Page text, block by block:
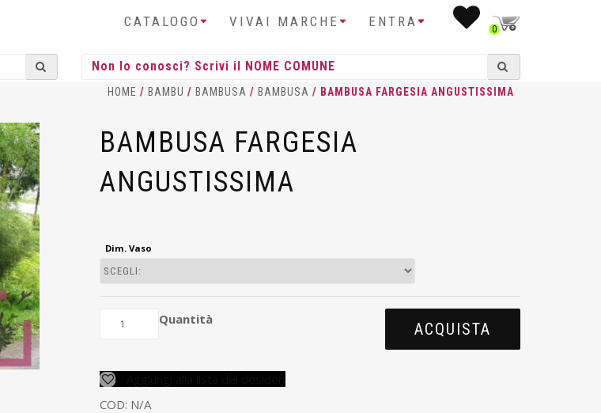
CATALOGO VIVAI MARCHE ENTRA 0
HOME / BAMBU / BAMBUSA / BAMBUSA / BAMBUSA FARGESIA ANGUSTISSIMA
BAMBUSA FARGESIA
ANGUSTISSIMA
Dim. Vaso
Quantità
ACQUISTA
COD: N/A